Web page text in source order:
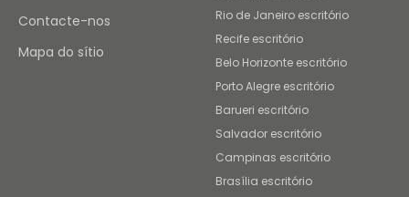
Contacte-nos
Mapa do sítio
Rio de Janeiro escritório
Recife escritório
Belo Horizonte escritório
Porto Alegre escritório
Barueri escritório
Salvador escritório
Campinas escritório
Brasília escritório